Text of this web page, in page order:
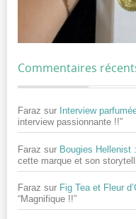
Commentaires
Faraz sur Interview
interview passionnante !!”
Faraz sur Bougies Hellenist
cette marque et son
Faraz sur Fig Tea et Fleur
“Magnifique !!”